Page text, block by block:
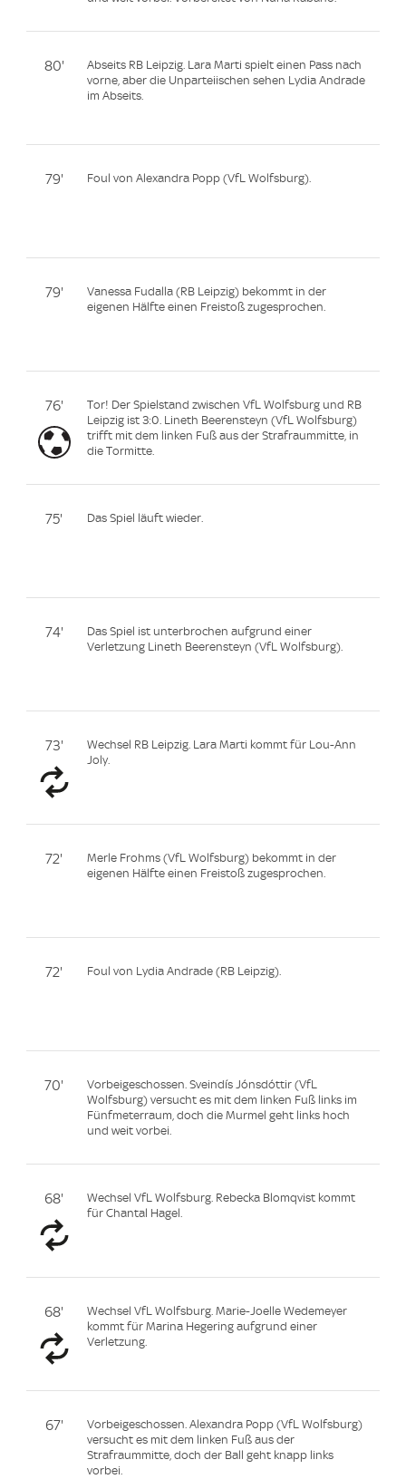
80'
Abseits RB Leipzig. Lara Marti spielt einen Pass nach
vorne, aber die Unparteiischen sehen Lydia Andrade
im Abseits.
79' Foul von Alexandra Popp (VfL Wolfsburg).
79'
Vanessa Fudalla (RB Leipzig) bekommt in der
eigenen Hälfte einen Freistoß zugesprochen.
76'
Tor! Der Spielstand zwischen VfL Wolfsburg und RB
Leipzig ist 3:0. Lineth Beerensteyn (VfL Wolfsburg)
trifft mit dem linken Fuß aus der Strafraummitte, in
die Tormitte.
75' Das Spiel läuft wieder.
74'
Das Spiel ist unterbrochen aufgrund einer
Verletzung Lineth Beerensteyn (VfL Wolfsburg).
73'
Wechsel RB Leipzig. Lara Marti kommt für Lou-Ann
Joly.
72'
Merle Frohms (VfL Wolfsburg) bekommt in der
eigenen Hälfte einen Freistoß zugesprochen.
72' Foul von Lydia Andrade (RB Leipzig).
70'
Vorbeigeschossen. Sveindís Jónsdóttir (VfL
Wolfsburg) versucht es mit dem linken Fuß links im
Fünfmeterraum, doch die Murmel geht links hoch
und weit vorbei.
68'
Wechsel VfL Wolfsburg. Rebecka Blomqvist kommt
für Chantal Hagel.
68'
Wechsel VfL Wolfsburg. Marie-Joelle Wedemeyer
kommt für Marina Hegering aufgrund einer
Verletzung.
67'
Vorbeigeschossen. Alexandra Popp (VfL Wolfsburg)
versucht es mit dem linken Fuß aus der
Strafraummitte, doch der Ball geht knapp links
vorbei.